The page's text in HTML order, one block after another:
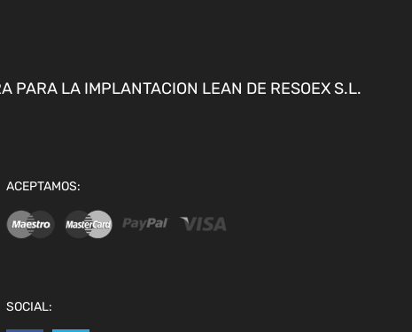
PARA LA IMPLANTACION LEAN DE RESOEX S.L.
ACEPTAMOS:
SOCIAL: